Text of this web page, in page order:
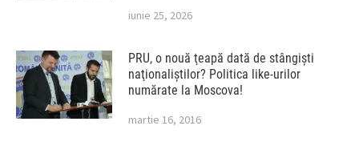
iunie 25, 2026
PRU, o nouă ţeapă dată de stângişti
naţionaliştilor? Politica like-urilor
numărate la Moscova!
martie 16, 2016